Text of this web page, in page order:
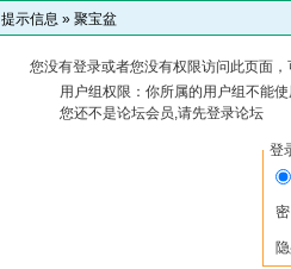
提示信息 » 聚宝盆
您没有登录或者您没有权限访问此页面
用户组权限：你所属的用户组不能
您还不是论坛会员,请先登录论坛
登